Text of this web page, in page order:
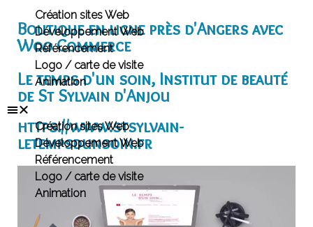
Création sites Web
Développement Web
Référencement
Logo / carte de visite
Animation
Création sites Web
Développement Web
Référencement
Logo / carte de visite
Animation
Boutique en ligne près d'Angers avec
Woo Commerce
Le temps d'un soin, Institut de beauté
de St Sylvain d'Anjou
https://www.stsylvain-
letempsdunsoin.fr